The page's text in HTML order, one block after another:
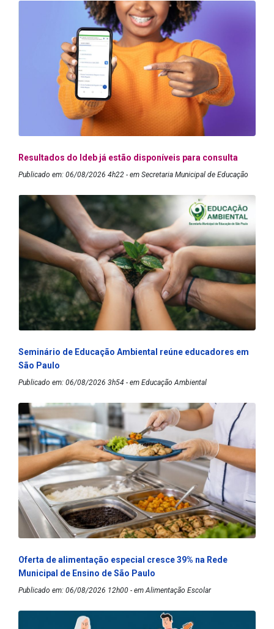
Resultados do Ideb já estão disponíveis para consulta
Publicado em: 06/08/2026 4h22 - em Secretaria Municipal de Educação
Seminário de Educação Ambiental reúne educadores em
São Paulo
Publicado em: 06/08/2026 3h54 - em Educação Ambiental
Oferta de alimentação especial cresce 39% na Rede
Municipal de Ensino de São Paulo
Publicado em: 06/08/2026 12h00 - em Alimentação Escolar